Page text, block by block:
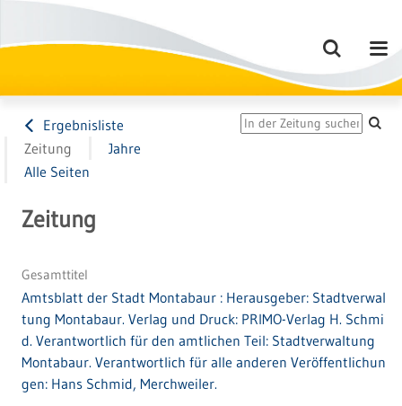
Ergebnisliste
Zeitung
Jahre
Alle Seiten
Zeitung
Gesamttitel
Amtsblatt der Stadt Montabaur : Herausgeber: Stadtverwal
tung Montabaur. Verlag und Druck: PRIMO-Verlag H. Schmi
d. Verantwortlich für den amtlichen Teil: Stadtverwaltung
Montabaur. Verantwortlich für alle anderen Veröffentlichun
gen: Hans Schmid, Merchweiler.